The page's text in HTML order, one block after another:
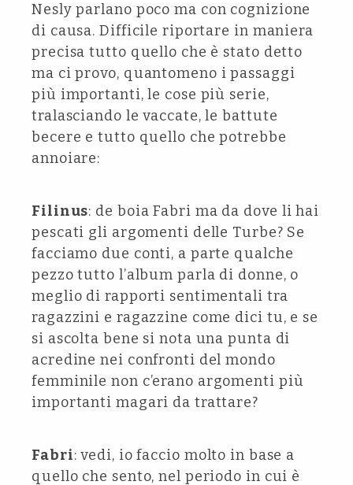
Nesly parlano poco ma con cognizione
di causa. Difficile riportare in maniera
precisa tutto quello che è stato detto
ma ci provo, quantomeno i passaggi
più importanti, le cose più serie,
tralasciando le vaccate, le battute
becere e tutto quello che potrebbe
annoiare:
Filinus: de boia Fabri ma da dove li hai
pescati gli argomenti delle Turbe? Se
facciamo due conti, a parte qualche
pezzo tutto l’album parla di donne, o
meglio di rapporti sentimentali tra
ragazzini e ragazzine come dici tu, e se
si ascolta bene si nota una punta di
acredine nei confronti del mondo
femminile non c’erano argomenti più
importanti magari da trattare?
Fabri: vedi, io faccio molto in base a
quello che sento, nel periodo in cui è